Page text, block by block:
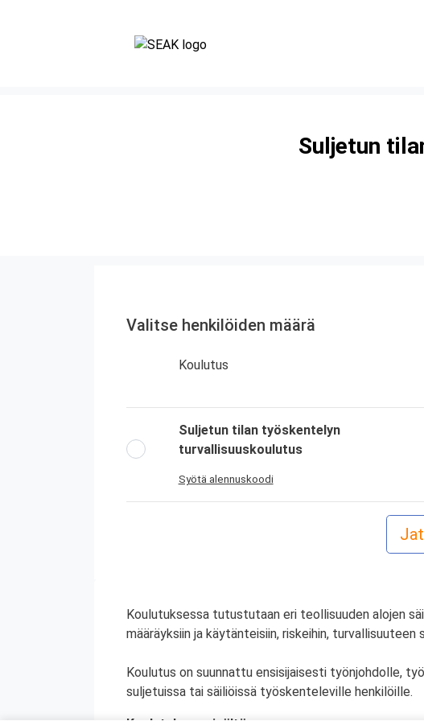
Suljetun
Valitse henkilöiden määrä
Koulutus
Suljetun tilan työskentelyn
turvallisuuskoulutus
Syötä alennuskoodi
Koulutuksessa tutustutaan eri teollisuuden alojen
määräyksiin ja käytänteisiin, riskeihin, turvallisuuteen
Koulutus on suunnattu ensisijaisesti työnjohdolle,
suljetuissa tai säiliöissä työskenteleville henkilöille.